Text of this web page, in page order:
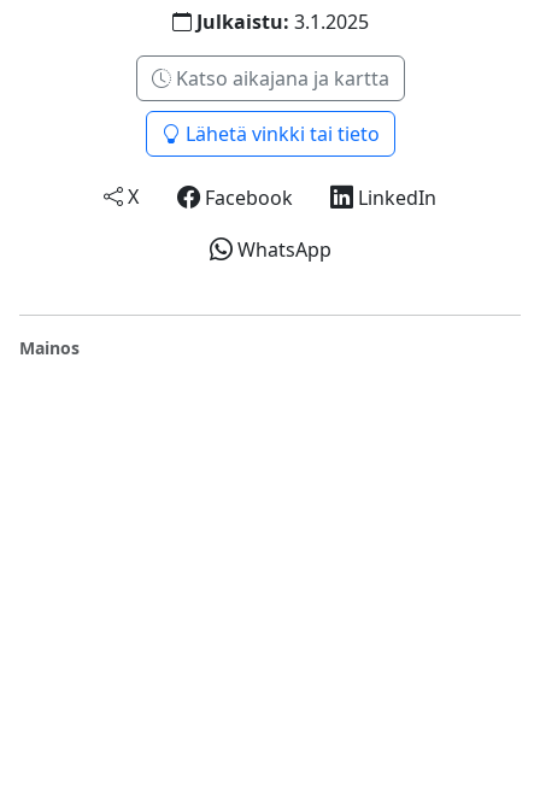
Julkaistu: 3.1.2025
Katso aikajana ja kartta
Lähetä vinkki tai tieto
X Facebook
LinkedIn
WhatsApp
Mainos